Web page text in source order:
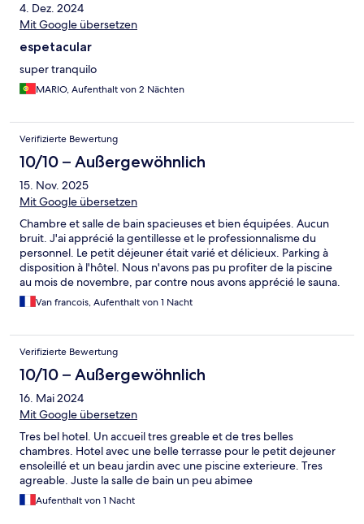
4. Dez. 2024
Mit Google übersetzen
espetacular
super tranquilo
MARIO, Aufenthalt von 2 Nächten
Verifizierte Bewertung
10/10 – Außergewöhnlich
15. Nov. 2025
Mit Google übersetzen
Chambre et salle de bain spacieuses et bien équipées. Aucun
bruit. J'ai apprécié la gentillesse et le professionnalisme du
personnel. Le petit déjeuner était varié et délicieux. Parking à
disposition à l'hôtel. Nous n'avons pas pu profiter de la piscine
au mois de novembre, par contre nous avons apprécié le sauna.
Van francois, Aufenthalt von 1 Nacht
Verifizierte Bewertung
10/10 – Außergewöhnlich
16. Mai 2024
Mit Google übersetzen
Tres bel hotel. Un accueil tres greable et de tres belles
chambres. Hotel avec une belle terrasse pour le petit dejeuner
ensoleillé et un beau jardin avec une piscine exterieure. Tres
agreable. Juste la salle de bain un peu abimee
Aufenthalt von 1 Nacht